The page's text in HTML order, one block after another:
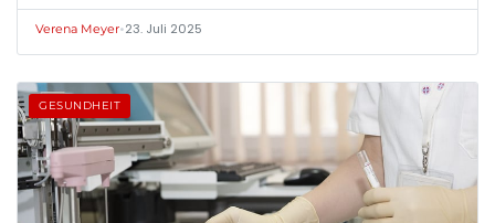
Verena Meyer•23. Juli 2025
GESUNDHEIT